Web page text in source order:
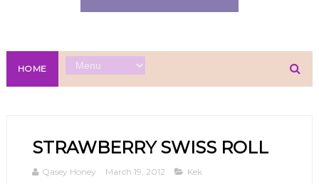
HOME
STRAWBERRY SWISS ROLL
Qasey Honey March 19, 2012 Kek